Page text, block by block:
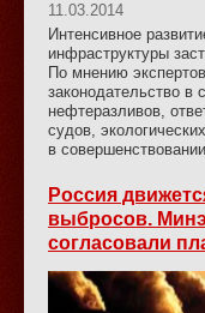
11.03.2014
Интенсивное
инфраструктуры
По мнению
законодательство в
нефтеразливов,
судов,
в
Россия
выбросов.
согласовали